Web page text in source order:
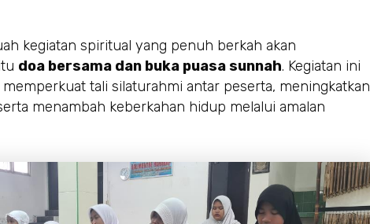
kegiatan spiritual yang penuh berkah akan
doa bersama dan buka puasa sunnah. Kegiatan ini
tali silaturahmi antar peserta, meningkatkan
menambah keberkahan hidup melalui amalan